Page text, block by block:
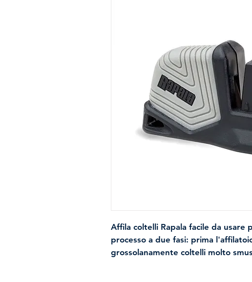
Affila coltelli Rapala facile da usare
processo a due fasi: prima
grossolanamente coltelli molto